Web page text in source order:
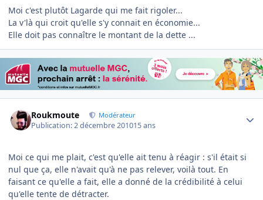
Moi c'est plutôt Lagarde qui me fait rigoler...
La v'là qui croit qu'elle s'y connait en économie...
Elle doit pas connaître le montant de la dette ...
Roukmoute Modérateur
Publication:2 décembre 201015 ans
Moi ce qui me plait, c'est qu'elle ait tenu à réagir : s'il était si
nul que ça, elle n'avait qu'à ne pas relever, voilà tout. En
faisant ce qu'elle a fait, elle a donné de la crédibilité à celui
qu'elle tente de détracter.